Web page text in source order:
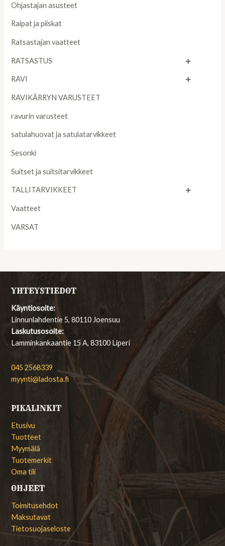
Ohjastajan asusteet
Raipat ja piiskat
Ratsastajan vaatteet
RATSASTUS
RAVI
RAVIKÄRRYN VARUSTEET
ravurin varusteet
satulahuovat ja satulatarvikkeet
Sesonki
Suitset ja suitsitarvikkeet
TALLITARVIKKEET
Vaatteet
VARSAT
YHTEYSTIEDOT
Käyntiosoite:
Linnunlahdentie 5, 80110 Joensuu
Laskutusosoite:
Lamminkankaantie 15 A, 83100 Liperi
045 2568339
myynti@ladosta.fi
PIKALINKIT
Etusivu
Tuotteet
Myymälä
Tuotemerkit
Oma tili
OHJEET
Toimitusehdot
Maksutavat
Tietosuojaseloste